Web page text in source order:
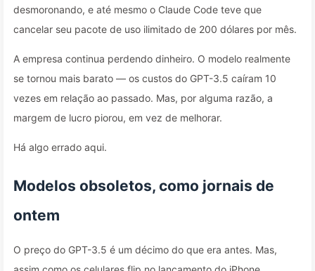
desmoronando, e até mesmo o Claude Code teve que
cancelar seu pacote de uso ilimitado de 200 dólares por mês.
A empresa continua perdendo dinheiro. O modelo realmente
se tornou mais barato — os custos do GPT-3.5 caíram 10
vezes em relação ao passado. Mas, por alguma razão, a
margem de lucro piorou, em vez de melhorar.
Há algo errado aqui.
Modelos obsoletos, como jornais de
ontem
O preço do GPT-3.5 é um décimo do que era antes. Mas,